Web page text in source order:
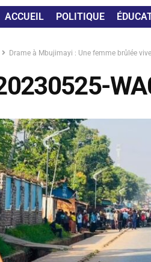
ACCUEIL POLITIQUE
Drame à Mbujimayi : Une femme brûlée